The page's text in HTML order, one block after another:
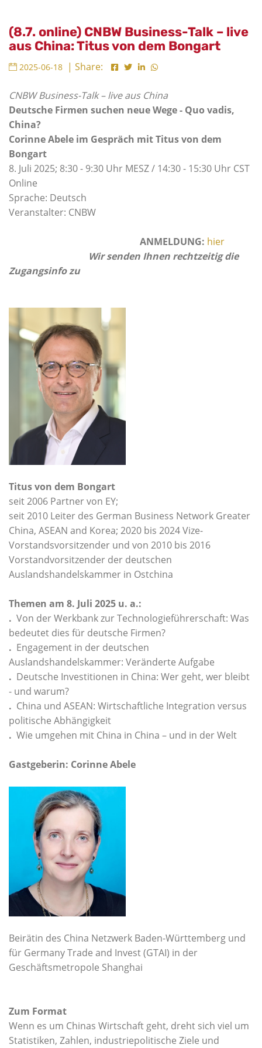
(8.7. online) CNBW Business-Talk – live
aus China: Titus von dem Bongart
2025-06-18 | Share:
CNBW Business-Talk – live aus China
Deutsche Firmen suchen neue Wege - Quo vadis,
China?
Corinne Abele im Gespräch mit Titus von dem
Bongart
8. Juli 2025; 8:30 - 9:30 Uhr MESZ / 14:30 - 15:30 Uhr CST
Online
Sprache: Deutsch
Veranstalter: CNBW
ANMELDUNG: hier
Wir senden Ihnen rechtzeitig die
Zugangsinfo zu
Titus von dem Bongart
seit 2006 Partner von EY;
seit 2010 Leiter des German Business Network Greater
China, ASEAN and Korea; 2020 bis 2024 Vize-
Vorstandsvorsitzender und von 2010 bis 2016
Vorstandvorsitzender der deutschen
Auslandshandelskammer in Ostchina
Themen am 8. Juli 2025 u. a.:
. Von der Werkbank zur Technologieführerschaft: Was
bedeutet dies für deutsche Firmen?
. Engagement in der deutschen
Auslandshandelskammer: Veränderte Aufgabe
. Deutsche Investitionen in China: Wer geht, wer bleibt
- und warum?
. China und ASEAN: Wirtschaftliche Integration versus
politische Abhängigkeit
. Wie umgehen mit China in China – und in der Welt
Gastgeberin: Corinne Abele
Beirätin des China Netzwerk Baden-Württemberg und
für Germany Trade and Invest (GTAI) in der
Geschäftsmetropole Shanghai
Zum Format
Wenn es um Chinas Wirtschaft geht, dreht sich viel um
Statistiken, Zahlen, industriepolitische Ziele und